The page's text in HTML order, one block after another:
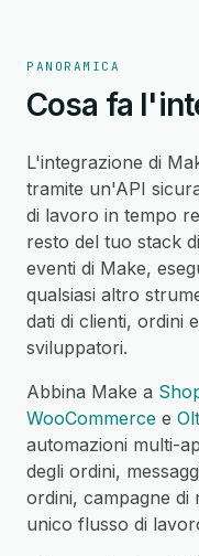
PANORAMICA
Cosa fa
L'integrazione di
tramite un'API
di lavoro in tempo
resto del tuo stack
eventi di Make,
qualsiasi altro
dati di clienti, ordini
sviluppatori.
Abbina Make a
WooCommerce e
automazioni multi-
degli ordini,
ordini, campagne di
unico flusso di